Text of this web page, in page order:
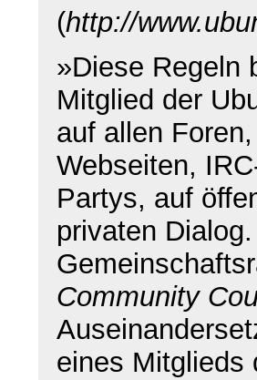
(http://
»Diese Regeln
Mitglied der
auf allen
Webseiten,
Partys, auf
privaten
Community
eines Mitglieds